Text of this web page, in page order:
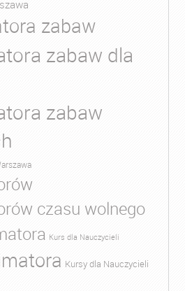
zabaw
zabaw dla
zabaw
czasu wolnego
Kurs dla Nauczycieli
Kursy dla Nauczycieli